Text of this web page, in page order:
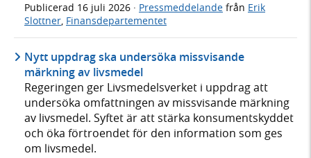
Publicerad 16 juli 2026 · Pressmeddelande från Erik
Slottner, Finansdepartementet
Nytt uppdrag ska undersöka missvisande
märkning av livsmedel
Regeringen ger Livsmedelsverket i uppdrag att
undersöka omfattningen av missvisande märkning
av livsmedel. Syftet är att stärka konsumentskyddet
och öka förtroendet för den information som ges
om livsmedel.